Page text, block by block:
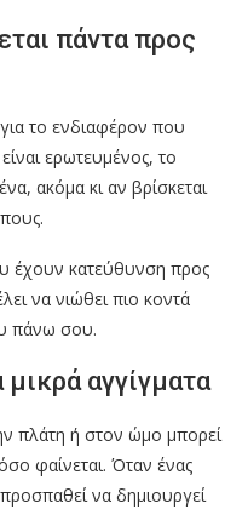
πάντα προς
το ενδιαφέρον που
ερωτευμένος, το
ακόμα κι αν βρίσκεται
έχουν κατεύθυνση προς
να νιώθει πιο κοντά
πάνω σου.
αγγίγματα
πλάτη ή στον ώμο μπορεί
φαίνεται. Όταν ένας
να δημιουργεί